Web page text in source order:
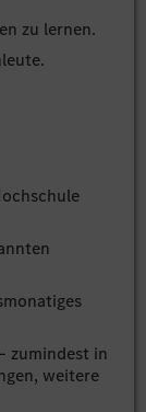
zu lernen.
zumindest in
weitere